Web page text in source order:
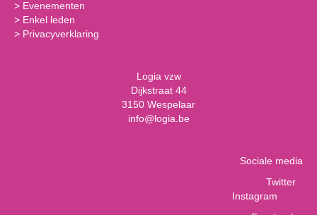
> Evenementen
> Enkel leden
> Privacyverklaring
Logia vzw
Dijkstraat 44
3150 Wespelaar
info@logia.be
Sociale media
Twitter
Instagram